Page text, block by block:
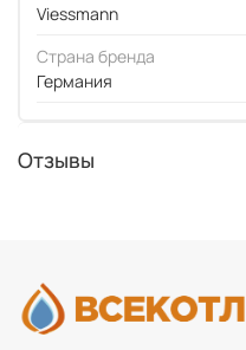
Viessmann
Страна бренда
Германия
Отзывы